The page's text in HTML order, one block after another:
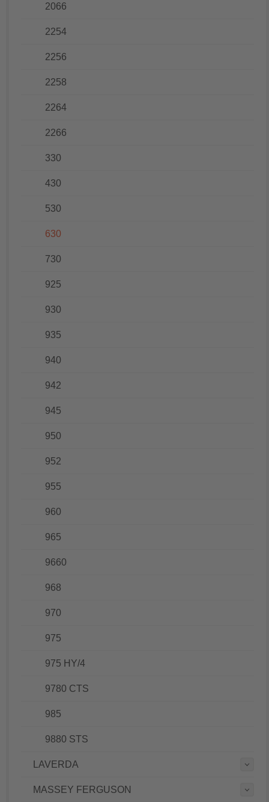
2066
2254
2256
2258
2264
2266
330
430
530
630
730
925
930
935
940
942
945
950
952
955
960
965
9660
968
970
975
975 HY/4
9780 CTS
985
9880 STS
LAVERDA
MASSEY FERGUSON